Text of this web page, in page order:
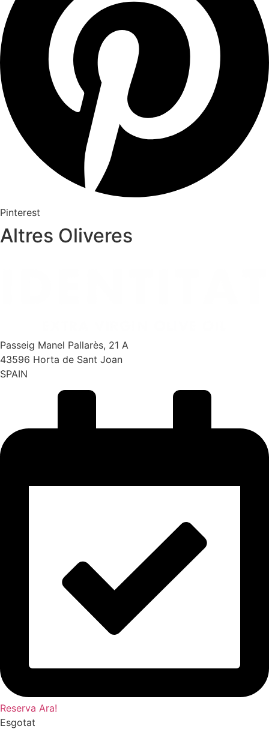
Pinterest
Altres Oliveres
Passeig Manel Pallarès, 21 A
43596 Horta de Sant Joan
SPAIN
Reserva Ara!
Esgotat